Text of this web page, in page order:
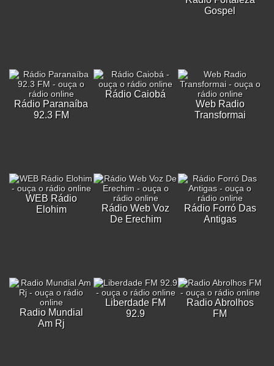
Gospel
Rádio Paranaíba
92.3 FM
Rádio Caiobá
Web Radio
Transformai
WEB Rádio
Elohim
Rádio Web Voz
De Erechim
Rádio Forró Das
Antigas
Radio Mundial
Am Rj
Liberdade FM
92.9
Radio Abrolhos
FM